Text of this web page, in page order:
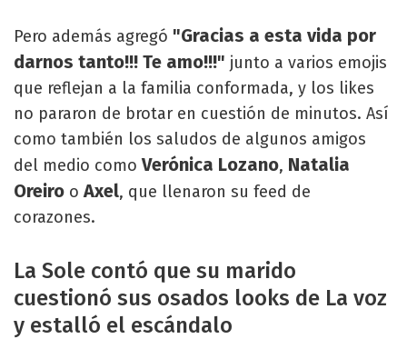
Pero además agregó "Gracias a esta vida por
darnos tanto!!! Te amo!!!" junto a varios emojis
que reflejan a la familia conformada, y los likes
no pararon de brotar en cuestión de minutos. Así
como también los saludos de algunos amigos
del medio comoVerónica Lozano, Natalia
Oreiro oAxel, que llenaron su feed de
corazones.
La Sole contó que su marido
cuestionó sus osados looks de La voz
y estalló el escándalo